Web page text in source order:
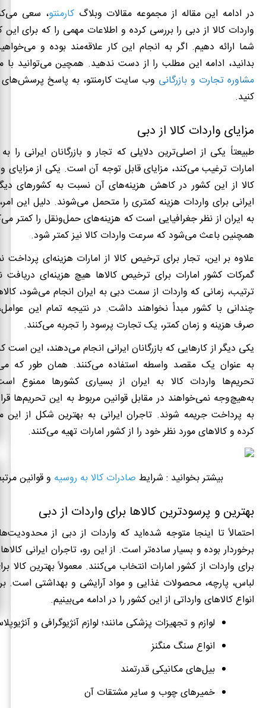
در ادامه این مقاله از مجموعه مقالات وبلاگکارمنتو، سعی
واردات کالا از دبی را بررسی کرده و اطلاعات مهمی را که برای این
شما ارائه دهیم. اگر به انجام این کار علاقه‌مند بوده و
بدانید، ادامه این مطلب را از دست ندهید. همچین می‌توانید
مشاوره تجارت و بازرگانی وب سایت کارمنتو، به پاسخ
کنید.
مزایای واردات کالا از دبی
طبیعتاً یکی از اصلی‌ترین دلایلی که تجار و بازرگانان ایرانی را
امارات ترغیب می‌کند، مزایای قابل توجه آن است. یکی از
کالا از این کشور در کاهش هزینه‌های آن نسبت به کشورهای
ایرانی برای واردات هزینه کمتری را متحمل می‌شوند. دلیل این
به ایران از نظر جغرافیایی است که هزینه‌های حمل‌ونقل را کمتر
همچنین باعث می‌شود که سرعت واردات کالا نیز کمتر شود.
علاوه بر این، تجار برای ترخیص کالا از امارات هزینه‌ای پرداخت
گمرکات کشور امارات برای ترخیص کالاها هیچ هزینه‌ای دریافت
ترتیب، زمانی که واردات از سمت دبی به ایران انجام می‌شود،
چندانی با کشور مبدأ نخواهند داشت. در نتیجه تمام این
صرف هزینه و زمان کمتر، یک تجارت پرسود را تجربه می‌کنند.
یکی دیگر از کارهایی که بازرگانان ایرانی انجام می‌دهند، این است
به عنوان یک مقصد واسطه استفاده می‌کنند. همان طور که
تحریم‌ها واردات کالا به ایران از بسیاری کشورها ممنوع
به‌هیچ‌وجه نمی‌خواهند در مقابل قوانین مربوط به این تحریم‌ها
به پرداخت جریمه شوند. تاجران ایرانی به بهترین شکل از این
کرده و کالاهای مورد نظر خود را از کشور امارات تهیه می‌کنند.
بیشتر بخوانید : شرایط صادرات کالا به روسیه و قوانین
بهترین و پرسودترین کالاها برای واردات از دبی
احتمالاً تا اینجا متوجه شده‌اید که واردات از دبی از
برخوردار بوده و بسیار ساده‌تر است. از این رو، تاجران ایرانی
برای واردات از کشور امارات انتخاب می‌کنند. معمولاً بهترین کالا
لباس، پارچه، محصولات غذایی و مواد آرایشی و بهداشتی است.
انواع کالاهای وارداتی از این کشور را در ادامه می‌بینیم.
لوازم و تجهیزات پزشکی مانند؛ لوازم آنژیوگرافی و
انواع سنگ منگنز
بیل‌های مکانیکی قدرتمند
خمیرهای چوب و سایر مشتقات آن